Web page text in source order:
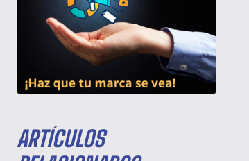
ARTÍCULOS